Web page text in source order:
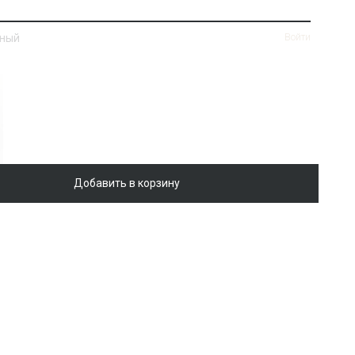
Войти
Добавить в корзину